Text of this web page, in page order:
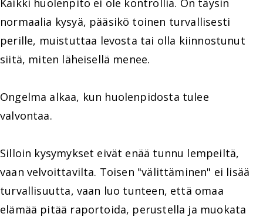
Kaikki huolenpito ei ole kontrollia. On täysin
normaalia kysyä, pääsikö toinen turvallisesti
perille, muistuttaa levosta tai olla kiinnostunut
siitä, miten läheisellä menee.
Ongelma alkaa, kun huolenpidosta tulee
valvontaa.
Silloin kysymykset eivät enää tunnu lempeiltä,
vaan velvoittavilta. Toisen "välittäminen" ei lisää
turvallisuutta, vaan luo tunteen, että omaa
elämää pitää raportoida, perustella ja muokata